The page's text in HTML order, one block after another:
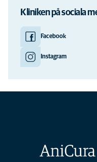
Kliniken på sociala
Facebook
Instagram